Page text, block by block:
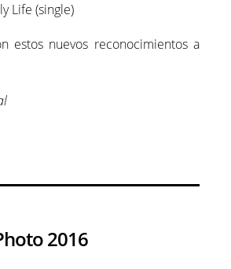
Life (single)
estos nuevos reconocimientos a
2016